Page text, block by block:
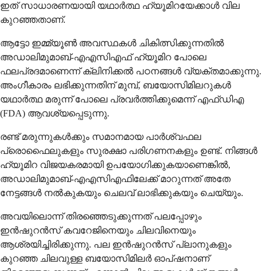
ഇത് സാധാരണയായി യഥാർത്ഥ ഹ്യൂമിറയേക്കാൾ വില
കുറഞ്ഞതാണ്.
ആട്ടോ ഇമ്മ്യൂൺ അവസ്ഥകൾ ചികിത്സിക്കുന്നതിൽ
അഡാലിമുമാബ്-എഎസിഎഫ് ഹ്യൂമിറ പോലെ
ഫലപ്രദമാണെന്ന് ക്ലിനിക്കൽ പഠനങ്ങൾ വ്യക്തമാക്കുന്നു.
അംഗീകാരം ലഭിക്കുന്നതിന് മുമ്പ്, ബയോസിമിലറുകൾ
യഥാർത്ഥ മരുന്ന് പോലെ പ്രവർത്തിക്കുമെന്ന് എഫ്ഡിഎ
(FDA) ആവശ്യപ്പെടുന്നു.
രണ്ട് മരുന്നുകൾക്കും സമാനമായ പാർശ്വഫല
പ്രൊഫൈലുകളും സുരക്ഷാ പരിഗണനകളും ഉണ്ട്. നിങ്ങൾ
ഹ്യൂമിറ വിജയകരമായി ഉപയോഗിക്കുകയാണെങ്കിൽ,
അഡാലിമുമാബ്-എഎസിഎഫിലേക്ക് മാറുന്നത് അതേ
നേട്ടങ്ങൾ നൽകുകയും ചെലവ് ലാഭിക്കുകയും ചെയ്യും.
അവയിലൊന്ന് തിരഞ്ഞെടുക്കുന്നത് പലപ്പോഴും
ഇൻഷുറൻസ് കവറേജിനെയും ചിലവിനെയും
ആശ്രയിച്ചിരിക്കുന്നു. പല ഇൻഷുറൻസ് പ്ലാനുകളും
കുറഞ്ഞ ചിലവുള്ള ബയോസിമിലർ ഓപ്ഷനാണ്